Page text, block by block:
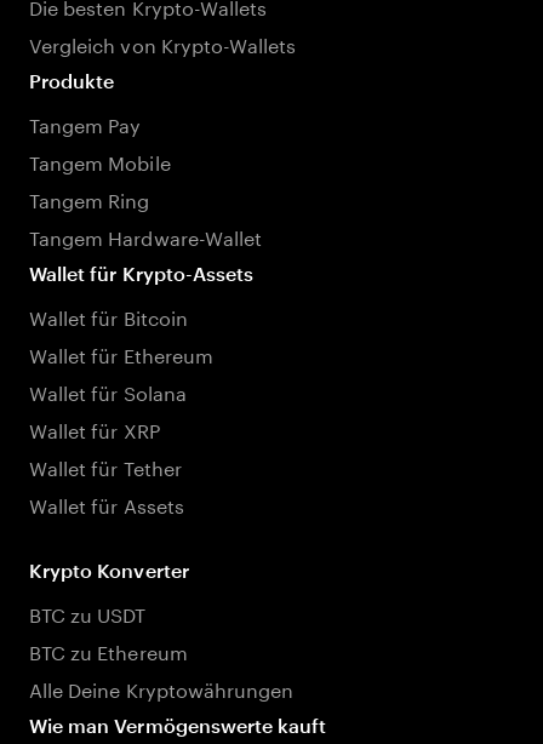
Vergleich von Krypto-Wallets
Produkte
Tangem Pay
Tangem Mobile
Tangem Ring
Tangem Hardware-Wallet
Wallet für Krypto-Assets
Wallet für Bitcoin
Wallet für Ethereum
Wallet für Solana
Wallet für XRP
Wallet für Tether
Wallet für Assets
Krypto Konverter
BTC zu USDT
BTC zu Ethereum
Alle Deine Kryptowährungen
Wie man Vermögenswerte kauft